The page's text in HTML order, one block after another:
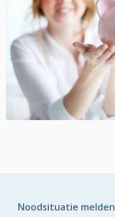
Noodsituatie melden